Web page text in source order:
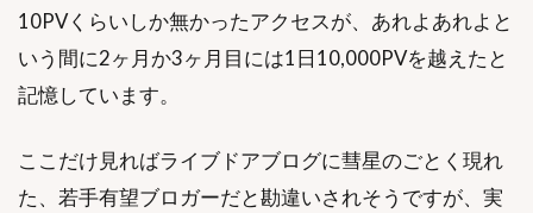
10PVくらいしか無かったアクセスが、あれよあれよと
いう間に2ヶ月か3ヶ月目には1日10,000PVを越えたと
記憶しています。
ここだけ見ればライブドアブログに彗星のごとく現れ
た、若手有望ブロガーだと勘違いされそうですが、実